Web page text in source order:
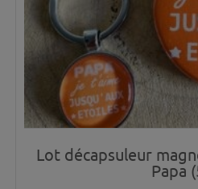
Lot décapsuleur
Papa